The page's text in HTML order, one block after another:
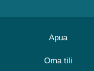
Apua
Oma tili